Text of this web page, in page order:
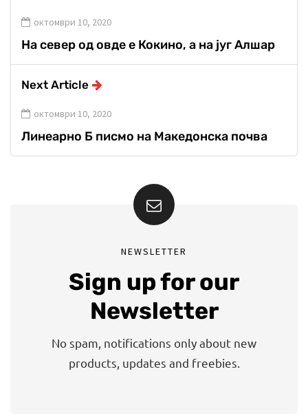
октомври 10, 2020
На север од овде е Кокино, а на југ Алшар
Next Article
октомври 10, 2020
Линеарно Б писмо на Македонска почва
NEWSLETTER
Sign up for our
Newsletter
No spam, notifications only about new
products, updates and freebies.